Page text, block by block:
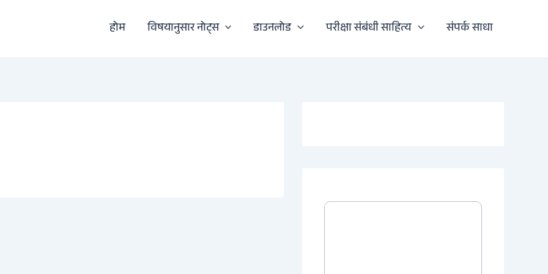
होम विषयानुसार नोट्स डाउनलोड परीक्षा संबंधी साहित्य संपर्क साधा